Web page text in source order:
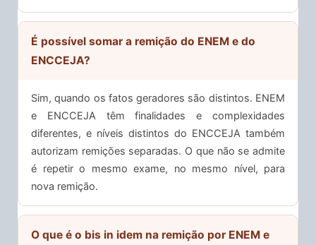
É possível somar a remição do ENEM e do
ENCCEJA?
Sim, quando os fatos geradores são distintos. ENEM
e ENCCEJA têm finalidades e complexidades
diferentes, e níveis distintos do ENCCEJA também
autorizam remições separadas. O que não se admite
é repetir o mesmo exame, no mesmo nível, para
nova remição.
O que é o bis in idem na remição por ENEM e